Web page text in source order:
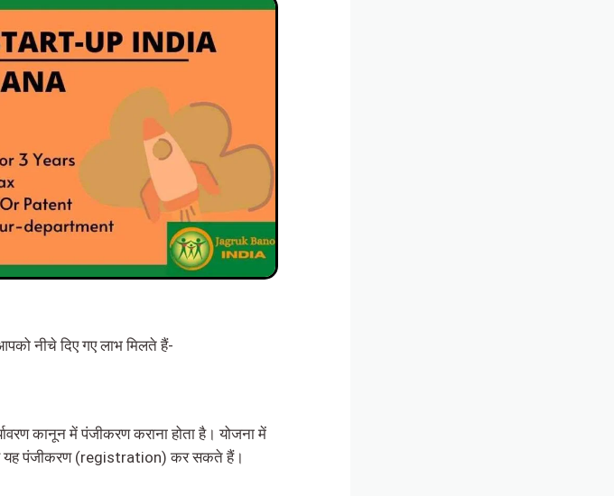
नीचे दिए गए लाभ मिलते हैं-
कानून में पंजीकरण कराना होता है। योजना में
पंजीकरण (registration) कर सकते हैं।